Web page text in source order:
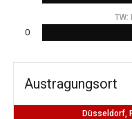
TW:
0
Austragungsort
Düsseldorf,